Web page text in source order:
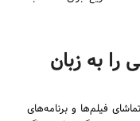
را به زبان
فیلم‌ها و برنامه‌های